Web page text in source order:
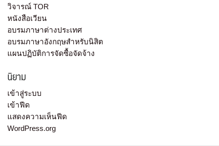
วิจารณ์ TOR
หนังสือเวียน
อบรมภาษาต่างประเทศ
อบรมภาษาอังกฤษสำหรับนิสิต
แผนปฏิบัติการจัดซื้อจัดจ้าง
นิยาม
เข้าสู่ระบบ
เข้าฟีด
แสดงความเห็นฟีด
WordPress.org